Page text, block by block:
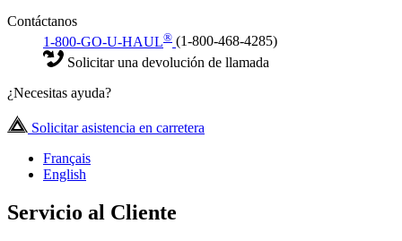
Contáctanos
1-800-GO-U-HAUL® (1-800-468-4285)
Solicitar una devolución de llamada
¿Necesitas ayuda?
Solicitar asistencia en carretera
Français
English
Servicio al Cliente